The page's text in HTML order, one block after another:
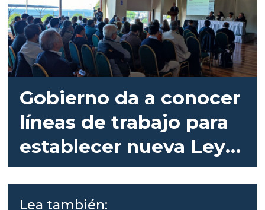
Gobierno da a conocer
líneas de trabajo para
establecer nueva Ley
de Acuicultura
Lea también: